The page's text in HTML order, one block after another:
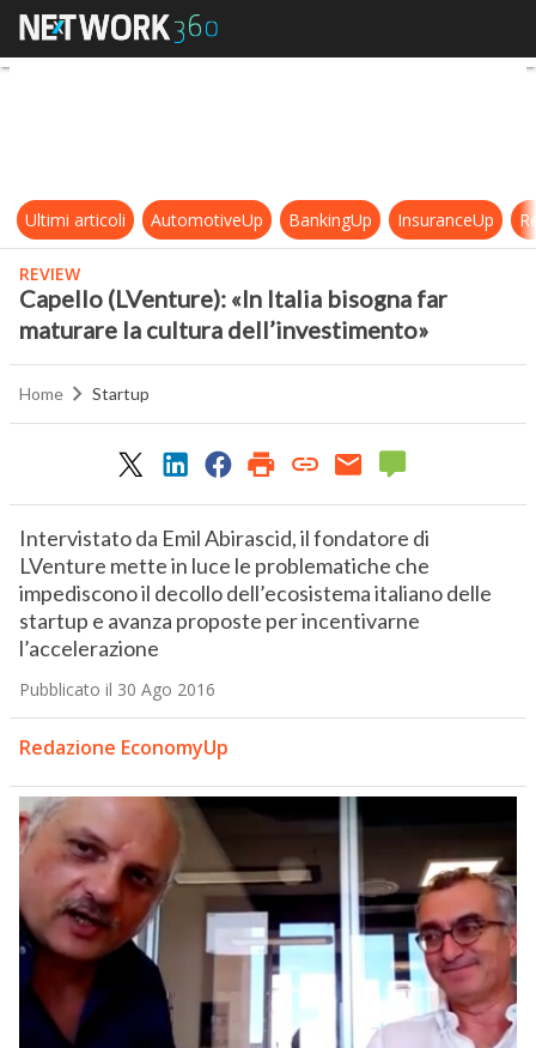
Capello (LVenture): «In Italia
Ultimi articoli AutomotiveUp BankingUp InsuranceUp
REVIEW
Capello (LVenture): «In Italia bisogna far
maturare la cultura dell’investimento»
Home Startup
Intervistato da Emil Abirascid, il fondatore di
LVenture mette in luce le problematiche che
impediscono il decollo dell’ecosistema italiano delle
startup e avanza proposte per incentivarne
l’accelerazione
Pubblicato il 30 Ago 2016
Redazione EconomyUp